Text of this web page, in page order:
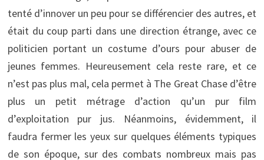
tenté d’innover un peu pour se différencier des autres, et
était du coup parti dans une direction étrange, avec ce
politicien portant un costume d’ours pour abuser de
jeunes femmes. Heureusement cela reste rare, et ce
n’est pas plus mal, cela permet à The Great Chase d’être
plus un petit métrage d’action qu’un pur film
d’exploitation pur jus. Néanmoins, évidemment, il
faudra fermer les yeux sur quelques éléments typiques
de son époque, sur des combats nombreux mais pas